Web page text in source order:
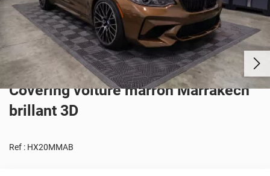
Covering voiture marron Marrakech
brillant 3D
Ref : HX20MMAB